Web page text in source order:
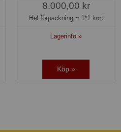
8.000,00 kr
Hel förpackning = 1*1 kort
Lagerinfo »
Köp »